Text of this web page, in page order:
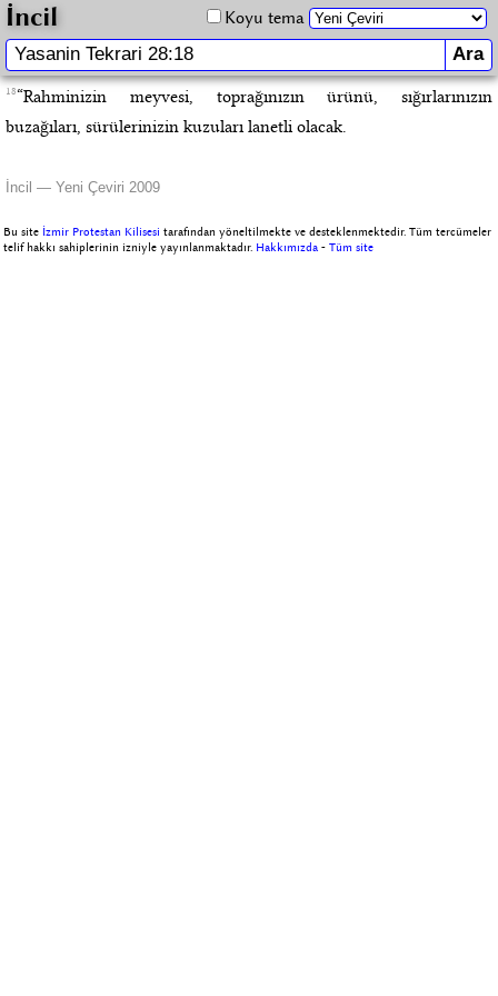
İncil Koyu tema
18“Rahminizin meyvesi, toprağınızın ürünü, sığırlarınızın
buzağıları, sürülerinizin kuzuları lanetli olacak.
İncil — Yeni Çeviri 2009
Bu site İzmir Protestan Kilisesi tarafından yöneltilmekte ve desteklenmektedir. Tüm tercümeler
telif hakkı sahiplerinin izniyle yayınlanmaktadır. Hakkımızda -Tüm site